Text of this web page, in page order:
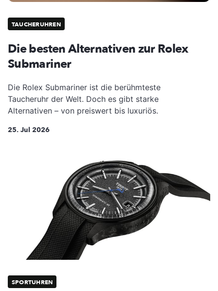
TAUCHERUHREN
Die besten Alternativen zur Rolex
Submariner
Die Rolex Submariner ist die berühmteste
Taucheruhr der Welt. Doch es gibt starke
Alternativen – von preiswert bis luxuriös.
25. Jul 2026
SPORTUHREN